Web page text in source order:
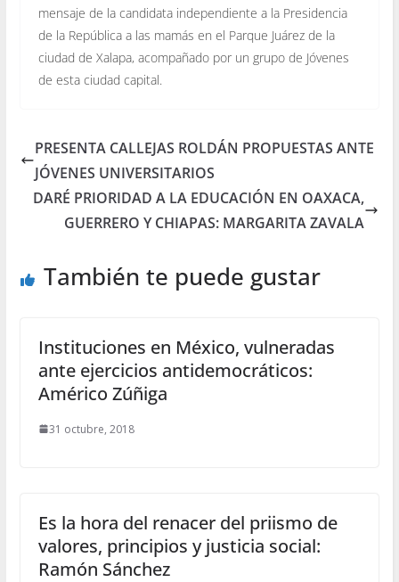
mensaje de la candidata independiente a la Presidencia
de la República a las mamás en el Parque Juárez de la
ciudad de Xalapa, acompañado por un grupo de Jóvenes
de esta ciudad capital.
PRESENTA CALLEJAS ROLDÁN PROPUESTAS ANTE
JÓVENES UNIVERSITARIOS
DARÉ PRIORIDAD A LA EDUCACIÓN EN OAXACA,
GUERRERO Y CHIAPAS: MARGARITA ZAVALA
También te puede gustar
Instituciones en México, vulneradas
ante ejercicios antidemocráticos:
Américo Zúñiga
31 octubre, 2018
Es la hora del renacer del priismo de
valores, principios y justicia social:
Ramón Sánchez